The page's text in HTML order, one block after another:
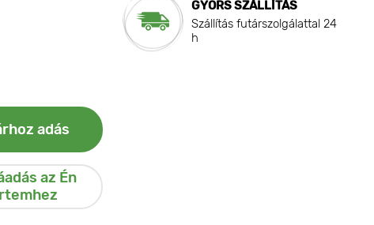
adás
az Én
GYORS SZÁLLÍTÁS
Szállítás futárszolgálattal 24
h